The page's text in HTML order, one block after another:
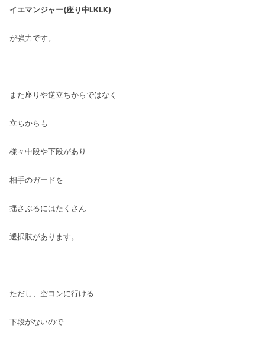
イエマンジャー(座り中LKLK)
が強力です。
また座りや逆立ちからではなく
立ちからも
様々中段や下段があり
相手のガードを
揺さぶるにはたくさん
選択肢があります。
ただし、空コンに行ける
下段がないので